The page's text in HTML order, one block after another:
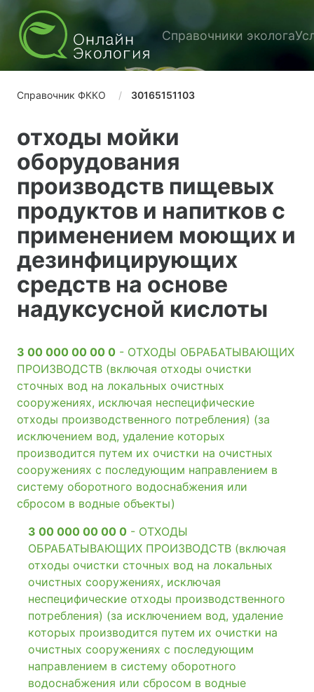
Справочники эколога
Справочник ФККО 30165151103
отходы мойки
оборудования
производств пищевых
продуктов и напитков с
применением моющих и
дезинфицирующих
средств на основе
надуксусной кислоты
3 00 000 00 00 0 - ОТХОДЫ ОБРАБАТЫВАЮЩИХ
ПРОИЗВОДСТВ (включая отходы очистки
сточных вод на локальных очистных
сооружениях, исключая неспецифические
отходы производственного потребления) (за
исключением вод, удаление которых
производится путем их очистки на очистных
сооружениях с последующим направлением в
систему оборотного водоснабжения или
сбросом в водные объекты)
3 00 000 00 00 0 - ОТХОДЫ
ОБРАБАТЫВАЮЩИХ ПРОИЗВОДСТВ (включая
отходы очистки сточных вод на локальных
очистных сооружениях, исключая
неспецифические отходы производственного
потребления) (за исключением вод, удаление
которых производится путем их очистки на
очистных сооружениях с последующим
направлением в систему оборотного
водоснабжения или сбросом в водные